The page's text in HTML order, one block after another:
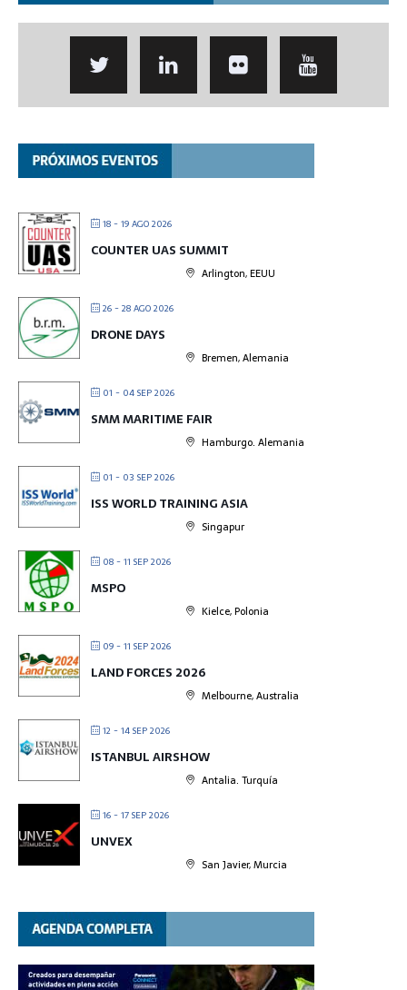
18 - 19 AGO 2026
COUNTER UAS SUMMIT
Arlington, EEUU
26 - 28 AGO 2026
DRONE DAYS
Bremen, Alemania
01 - 04 SEP 2026
SMM MARITIME FAIR
Hamburgo. Alemania
01 - 03 SEP 2026
ISS WORLD TRAINING ASIA
Singapur
08 - 11 SEP 2026
MSPO
Kielce, Polonia
09 - 11 SEP 2026
LAND FORCES 2026
Melbourne, Australia
12 - 14 SEP 2026
ISTANBUL AIRSHOW
Antalia. Turquía
16 - 17 SEP 2026
UNVEX
San Javier, Murcia